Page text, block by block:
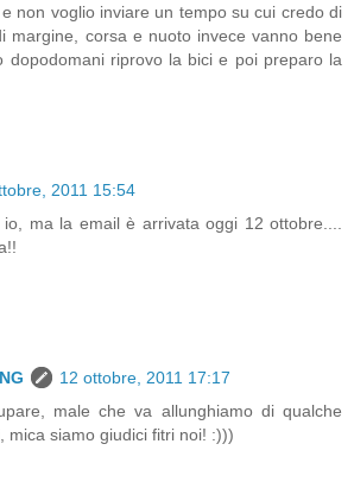
non voglio inviare un tempo su cui credo di
margine, corsa e nuoto invece vanno bene
dopodomani riprovo la bici e poi preparo la
2011 15:54
ma la email è arrivata oggi 12 ottobre....
12 ottobre, 2011 17:17
male che va allunghiamo di qualche
mica siamo giudici fitri noi! :)))